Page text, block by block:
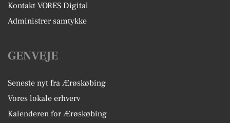
Kontakt VORES Digital
Administrer samtykke
GENVEJE
Seneste nyt fra Ærøskøbing
Vores lokale erhverv
Kalenderen for Ærøskøbing